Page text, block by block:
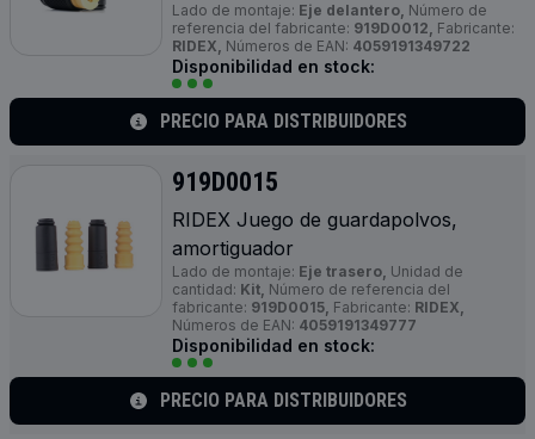
Lado de montaje: Eje delantero, Número de
referencia del fabricante: 919D0012, Fabricante:
RIDEX, Números de EAN: 4059191349722
Disponibilidad en stock:
PRECIO PARA DISTRIBUIDORES
919D0015
RIDEX Juego de guardapolvos,
amortiguador
Lado de montaje: Eje trasero, Unidad de
cantidad: Kit, Número de referencia del
fabricante: 919D0015, Fabricante: RIDEX,
Números de EAN: 4059191349777
Disponibilidad en stock:
PRECIO PARA DISTRIBUIDORES